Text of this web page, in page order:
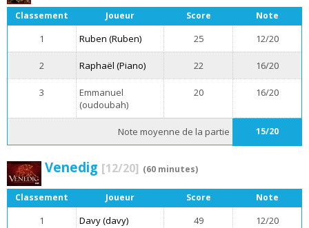
Classement Joueur Score Note
1 Ruben (Ruben) 25 12/20
2 Raphaël (Piano) 22 16/20
3
Emmanuel
(oudoubah)
20 16/20
Note moyenne de la partie 15/20
Venedig [12/20] (60 minutes)
Classement Joueur Score Note
1 Davy (davy) 49 12/20